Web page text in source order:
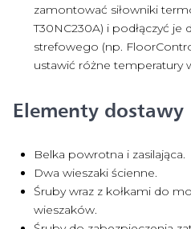
zamontować siłowniki
T30NC230A) i podłączyć
strefowego (np.
ustawić różne temperatury
Elementy dostawy
Belka powrotna i zasilająca.
Dwa wieszaki ścienne.
Śruby wraz z kołkami do
wieszaków.